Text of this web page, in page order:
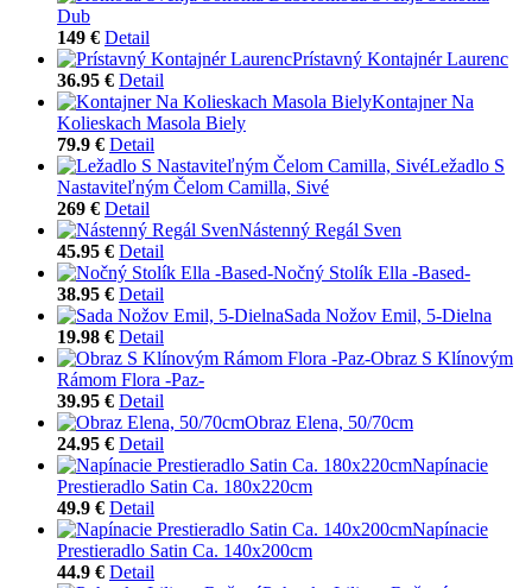
Dub
149 € Detail
Prístavný Kontajnér Laurenc
36.95 € Detail
Kontajner Na
Kolieskach Masola Biely
79.9 € Detail
Ležadlo S
Nastaviteľným Čelom Camilla, Sivé
269 € Detail
Nástenný Regál Sven
45.95 € Detail
Nočný Stolík Ella -Based-
38.95 € Detail
Sada Nožov Emil, 5-Dielna
19.98 € Detail
Obraz S Klínovým
Rámom Flora -Paz-
39.95 € Detail
Obraz Elena, 50/70cm
24.95 € Detail
Napínacie
Prestieradlo Satin Ca. 180x220cm
49.9 € Detail
Napínacie
Prestieradlo Satin Ca. 140x200cm
44.9 € Detail